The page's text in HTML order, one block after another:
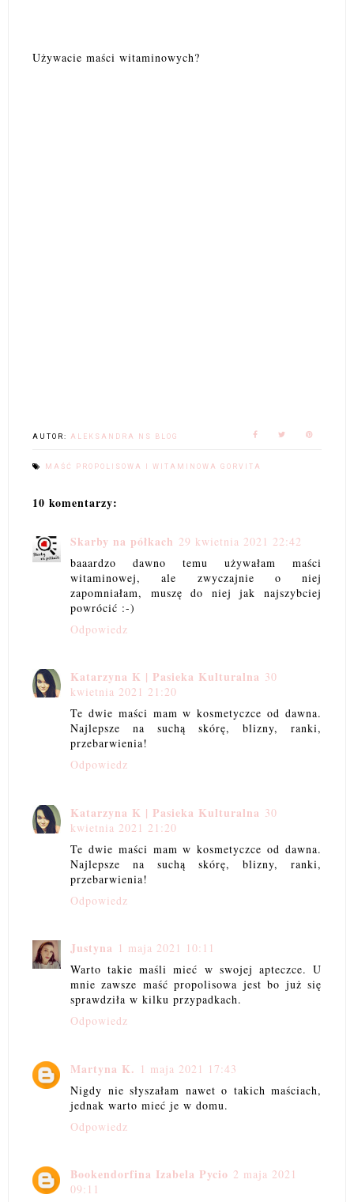
Używacie maści witaminowych?
AUTOR: ALEKSANDRA NS BLOG
MAŚĆ PROPOLISOWA I WITAMINOWA GORVITA
10 komentarzy:
Skarby na półkach 29 kwietnia 2021 22:42
baaardzo dawno temu używałam maści
witaminowej, ale zwyczajnie o niej
zapomniałam, muszę do niej jak najszybciej
powrócić :-)
Odpowiedz
Katarzyna K | Pasieka Kulturalna 30
kwietnia 2021 21:20
Te dwie maści mam w kosmetyczce od dawna.
Najlepsze na suchą skórę, blizny, ranki,
przebarwienia!
Odpowiedz
Katarzyna K | Pasieka Kulturalna 30
kwietnia 2021 21:20
Te dwie maści mam w kosmetyczce od dawna.
Najlepsze na suchą skórę, blizny, ranki,
przebarwienia!
Odpowiedz
Justyna 1 maja 2021 10:11
Warto takie maśli mieć w swojej apteczce. U
mnie zawsze maść propolisowa jest bo już się
sprawdziła w kilku przypadkach.
Odpowiedz
Martyna K. 1 maja 2021 17:43
Nigdy nie słyszałam nawet o takich maściach,
jednak warto mieć je w domu.
Odpowiedz
Bookendorfina Izabela Pycio 2 maja 2021
09:11